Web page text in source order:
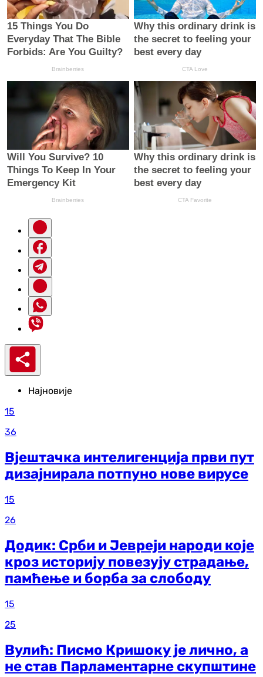
Најновије
15
36
Вјештачка интелигенција први пут
дизајнирала потпуно нове вирусе
15
26
Додик: Срби и Јевреји народи које
кроз историју повезују страдање,
памћење и борба за слободу
15
25
Вулић: Писмо Кришоку је лично, а
не став Парламентарне скупштине